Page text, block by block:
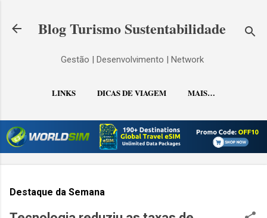
Blog Turismo Sustentabilidade
Gestão | Desenvolvimento | Network
LINKS DICAS DE VIAGEM MAIS…
CONTATO
Destaque da Semana